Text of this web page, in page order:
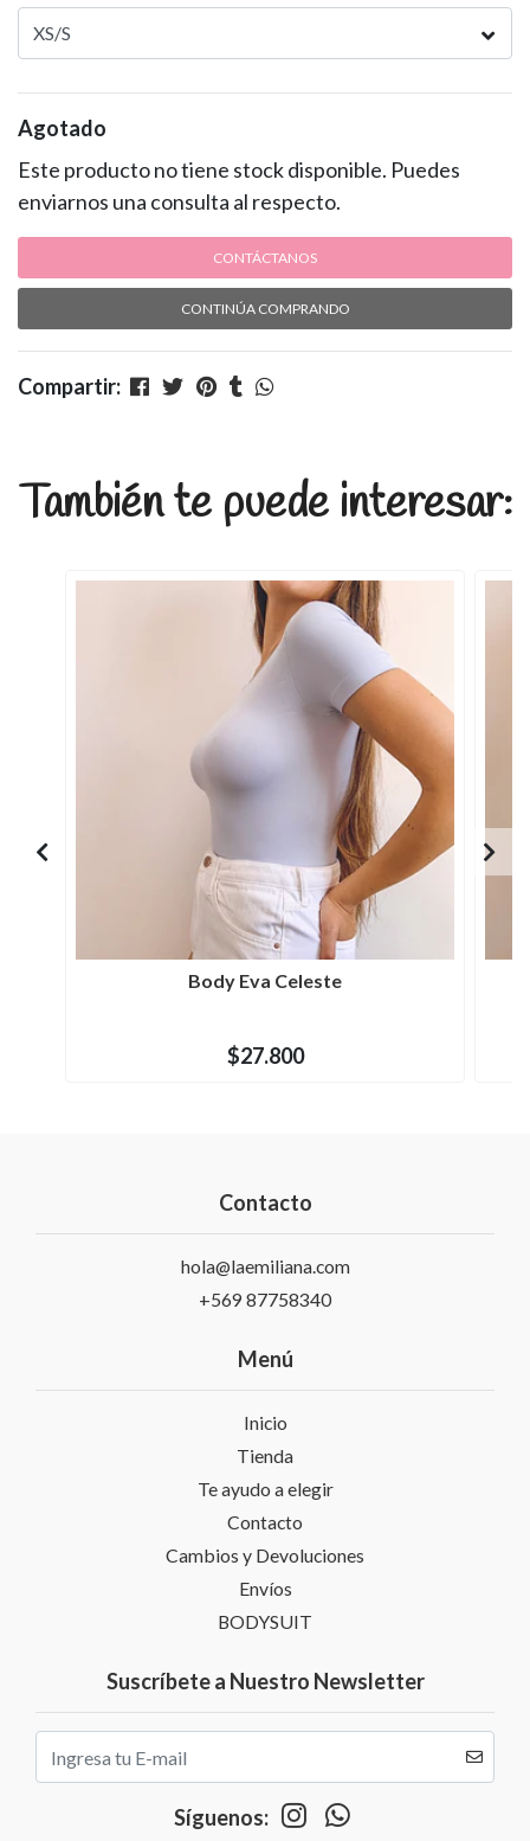
Agotado
Este producto no tiene stock disponible. Puedes
enviarnos una consulta al respecto.
CONTÁCTANOS
CONTINÚA COMPRANDO
Compartir:
También te puede interesar:
Body Eva Celeste
$27.800
Contacto
hola@laemiliana.com
+569 87758340
Menú
Inicio
Tienda
Te ayudo a elegir
Contacto
Cambios y Devoluciones
Envíos
BODYSUIT
Suscríbete a Nuestro Newsletter
Síguenos: